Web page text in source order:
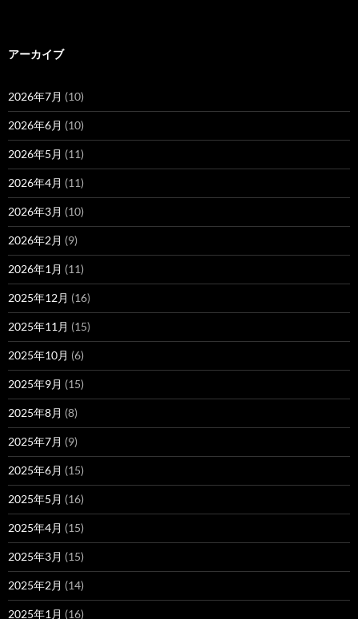
アーカイブ
2026年7月 (10)
2026年6月 (10)
2026年5月 (11)
2026年4月 (11)
2026年3月 (10)
2026年2月 (9)
2026年1月 (11)
2025年12月 (16)
2025年11月 (15)
2025年10月 (6)
2025年9月 (15)
2025年8月 (8)
2025年7月 (9)
2025年6月 (15)
2025年5月 (16)
2025年4月 (15)
2025年3月 (15)
2025年2月 (14)
2025年1月 (16)